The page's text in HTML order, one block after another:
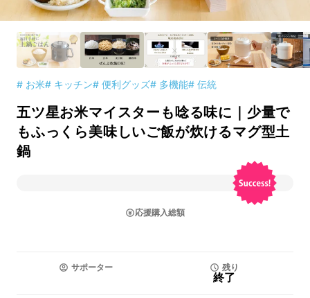
# お米# キッチン# 便利グッズ# 多機能# 伝統
五ツ星お米マイスターも唸る味に｜少量で
もふっくら美味しいご飯が炊けるマグ型土
鍋
応援購入総額
サポーター 残り
終了